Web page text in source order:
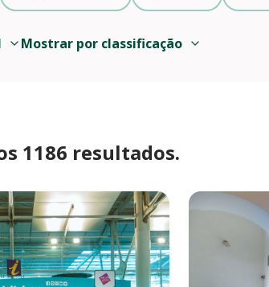
Mostrar por classificação
1186 resultados.